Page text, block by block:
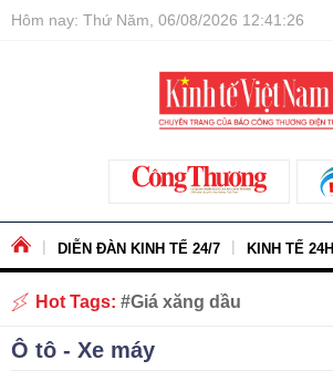
Hôm nay: Thứ Năm, 06/08/2026 12:41:27
DIỄN ĐÀN KINH TẾ 24/7 KINH TẾ 24H
Hot Tags: Giá xăng dầu
Ô tô - Xe máy